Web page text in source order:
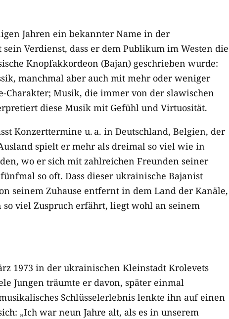
Jahren ein bekannter Name in der
Verdienst, dass er dem Publikum im Westen die
Knopfakkordeon (Bajan) geschrieben wurde:
manchmal aber auch mit mehr oder weniger
​Charakter; Musik, die immer von der slawischen
diese Musik mit Gefühl und Virtuosität.
Konzerttermine u. a. in Deutschland, Belgien, der
spielt er mehr als dreimal so viel wie in
wo er sich mit zahlreichen Freunden seiner
so oft. Dass dieser ukrainische Bajanist
seinem Zuhause entfernt in dem Land der Kanäle,
viel Zuspruch erfährt, liegt wohl an seinem
1973 in der ukrainischen Kleinstadt Krolevets
Jungen träumte er davon, später einmal
Schlüsselerlebnis lenkte ihn auf einen
„Ich war neun Jahre alt, als es in unserem